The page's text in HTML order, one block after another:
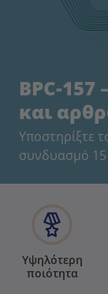
BPC-
και
Υποστηρίξτε
συνδυασμό 15
Υψηλότερη
ποιότητα